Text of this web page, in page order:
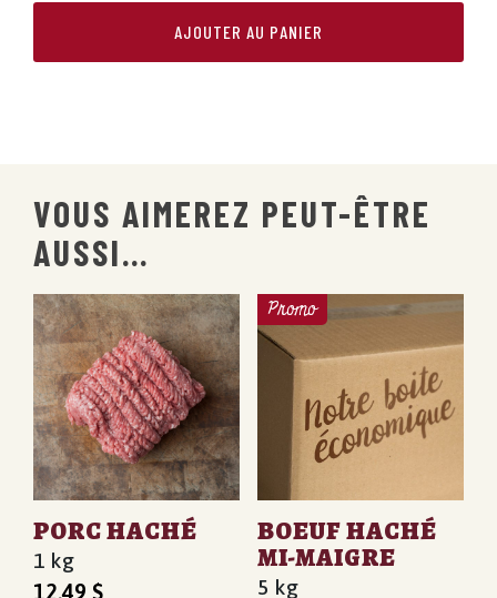
HACHÉ
AJOUTER AU PANIER
VOUS AIMEREZ PEUT-ÊTRE
AUSSI…
PORC HACHÉ
1 kg
12,49 $
Promo
BOEUF HACHÉ
MI-MAIGRE
5 kg